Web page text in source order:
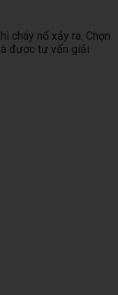
cháy nổ xảy ra. Chọn
được tư vấn giải